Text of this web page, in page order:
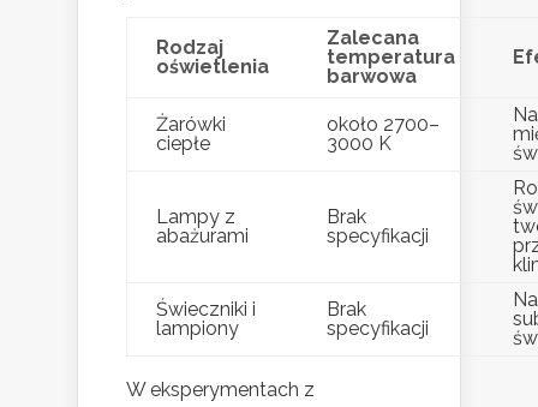
Rodzaj
oświetlenia
Zalecana
temperatura
barwowa
Żarówki
ciepłe
około 2700–
3000 K
Lampy z
abażurami
Brak
specyfikacji
Świeczniki i
lampiony
Brak
specyfikacji
W eksperymentach z